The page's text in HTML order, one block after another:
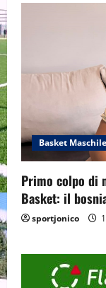
Basket Maschile
Primo colpo di
Basket: il
sportjonico